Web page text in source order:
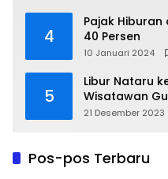
4
Pajak
40 Persen
10 Januari 2024
5
Libur Nataru
Wisatawan
21 Desember 2023
Pos-pos Terbaru